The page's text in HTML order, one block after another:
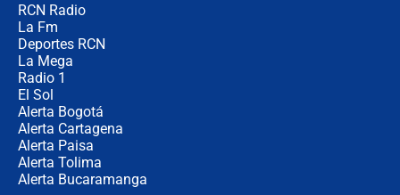
RCN Radio
La Fm
Deportes RCN
La Mega
Radio 1
El Sol
Alerta Bogotá
Alerta Cartagena
Alerta Paisa
Alerta Tolima
Alerta Bucaramanga